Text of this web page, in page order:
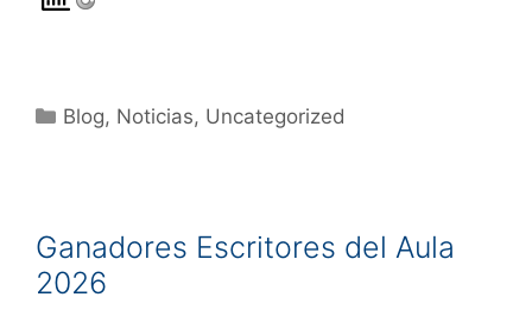
Blog, Noticias, Uncategorized
Ganadores Escritores del Aula
2026